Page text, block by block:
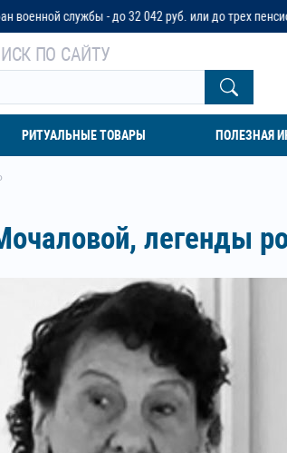
или до трех пенсионных окладов
ПО САЙТУ
РИТУАЛЬНЫЕ ТОВАРЫ ПОЛЕЗНАЯ
легенды